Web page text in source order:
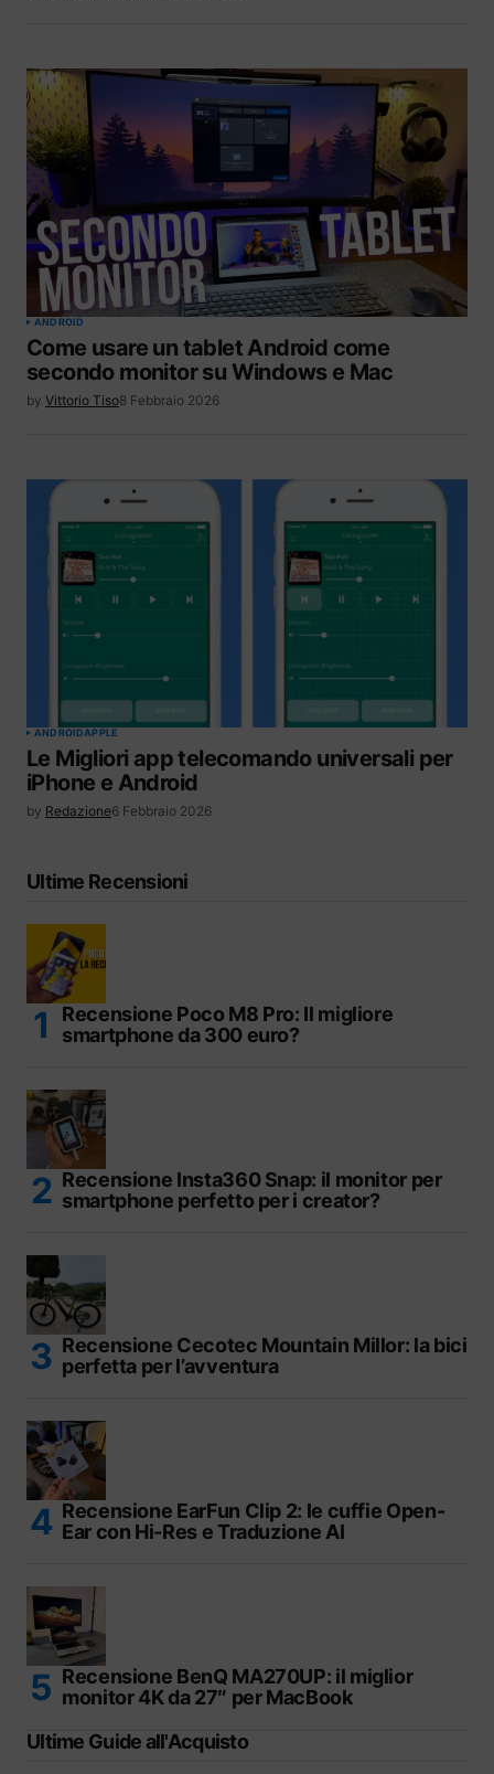
ANDROID
Come usare un tablet Android come
secondo monitor su Windows e Mac
by Vittorio Tiso8 Febbraio 2026
ANDROIDAPPLE
Le Migliori app telecomando universali per
iPhone e Android
by Redazione6 Febbraio 2026
Ultime Recensioni
Recensione Poco M8 Pro: Il migliore
smartphone da 300 euro?
Recensione Insta360 Snap: il monitor per
smartphone perfetto per i creator?
Recensione Cecotec Mountain Millor: la bici
perfetta per l’avventura
Recensione EarFun Clip 2: le cuffie Open-
Ear con Hi-Res e Traduzione AI
Recensione BenQ MA270UP: il miglior
monitor 4K da 27″ per MacBook
Ultime Guide all'Acquisto